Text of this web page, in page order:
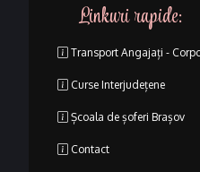
Linkuri rapide:
Transport Angajați -
Curse Interjudețene
Școala de șoferi Brașov
Contact